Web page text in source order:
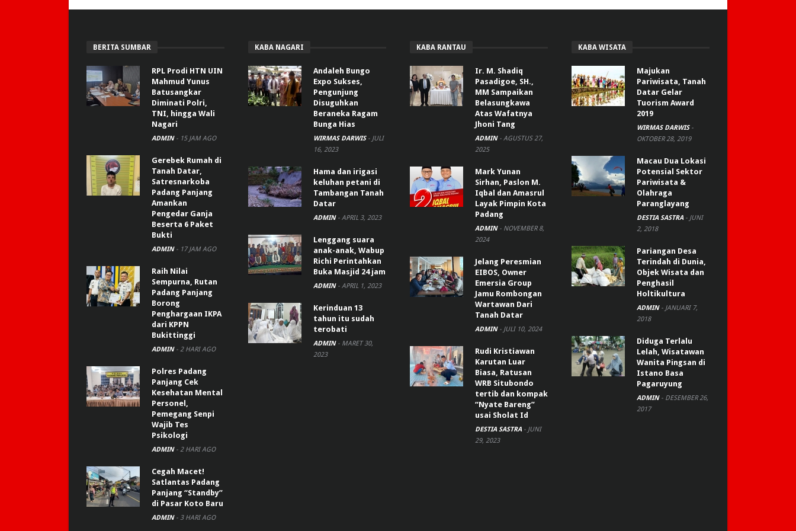
BERITA SUMBAR
RPL Prodi HTN UIN
Mahmud Yunus
Batusangkar
Diminati Polri,
TNI, hingga Wali
Nagari
ADMIN - 15 JAM AGO
Gerebek Rumah di
Tanah Datar,
Satresnarkoba
Padang Panjang
Amankan
Pengedar Ganja
Beserta 6 Paket
Bukti
ADMIN - 17 JAM AGO
Raih Nilai
Sempurna, Rutan
Padang Panjang
Borong
Penghargaan IKPA
dari KPPN
Bukittinggi
ADMIN - 2 HARI AGO
Polres Padang
Panjang Cek
Kesehatan Mental
Personel,
Pemegang Senpi
Wajib Tes
Psikologi
ADMIN - 2 HARI AGO
Cegah Macet!
Satlantas Padang
Panjang “Standby”
di Pasar Koto Baru
ADMIN - 3 HARI AGO
KABA NAGARI
Andaleh Bungo
Expo Sukses,
Pengunjung
Disuguhkan
Beraneka Ragam
Bunga Hias
WIRMAS DARWIS - JULI
16, 2023
Hama dan irigasi
keluhan petani di
Tambangan Tanah
Datar
ADMIN - APRIL 3, 2023
Lenggang suara
anak-anak, Wabup
Richi Perintahkan
Buka Masjid 24 jam
ADMIN - APRIL 1, 2023
Kerinduan 13
tahun itu sudah
terobati
ADMIN - MARET 30,
2023
KABA RANTAU
Ir. M. Shadiq
Pasadigoe, SH.,
MM Sampaikan
Belasungkawa
Atas Wafatnya
Jhoni Tang
ADMIN - AGUSTUS 27,
2025
Mark Yunan
Sirhan, Paslon M.
Iqbal dan Amasrul
Layak Pimpin Kota
Padang
ADMIN - NOVEMBER 8,
2024
Jelang Peresmian
EIBOS, Owner
Emersia Group
Jamu Rombongan
Wartawan Dari
Tanah Datar
ADMIN - JULI 10, 2024
Rudi Kristiawan
Karutan Luar
Biasa, Ratusan
WRB Situbondo
tertib dan kompak
“Nyate Bareng”
usai Sholat Id
DESTIA SASTRA - JUNI
29, 2023
KABA WISATA
Majukan
Pariwisata, Tanah
Datar Gelar
Tuorism Award
2019
WIRMAS DARWIS -
OKTOBER 28, 2019
Macau Dua Lokasi
Potensial Sektor
Pariwisata &
Olahraga
Paranglayang
DESTIA SASTRA - JUNI
2, 2018
Pariangan Desa
Terindah di Dunia,
Objek Wisata dan
Penghasil
Holtikultura
ADMIN - JANUARI 7,
2018
Diduga Terlalu
Lelah, Wisatawan
Wanita Pingsan di
Istano Basa
Pagaruyung
ADMIN - DESEMBER 26,
2017